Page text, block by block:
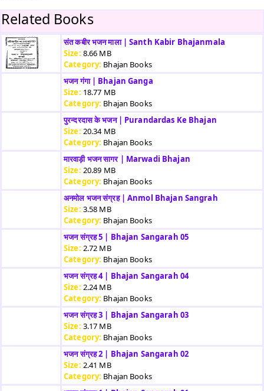
Related Books
संत कबीर भजन माला | Santh Kabir Bhajanmala
Size: 8.66 MB
Category: Bhajan Books
भजन गंगा | Bhajan Ganga
Size: 18.77 MB
Category: Bhajan Books
पुरन्दरदास के भजन | Purandardas Ke Bhajan
Size: 20.34 MB
Category: Bhajan Books
मारवाड़ी भजन सागर | Marwadi Bhajan
Size: 20.89 MB
Category: Bhajan Books
अनमोल भजन संग्रह | Anmol Bhajan Sangrah
Size: 3.58 MB
Category: Bhajan Books
भजन संग्रह 5 | Bhajan Sangarah 05
Size: 2.72 MB
Category: Bhajan Books
भजन संग्रह 4 | Bhajan Sangarah 04
Size: 2.24 MB
Category: Bhajan Books
भजन संग्रह 3 | Bhajan Sangarah 03
Size: 3.17 MB
Category: Bhajan Books
भजन संग्रह 2 | Bhajan Sangarah 02
Size: 2.41 MB
Category: Bhajan Books